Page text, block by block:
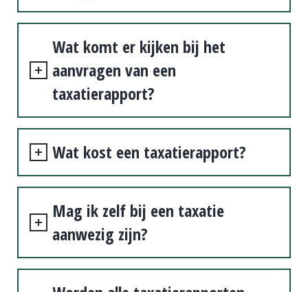
Wat komt er kijken bij het
aanvragen van een
taxatierapport?
Wat kost een taxatierapport?
Mag ik zelf bij een taxatie
aanwezig zijn?